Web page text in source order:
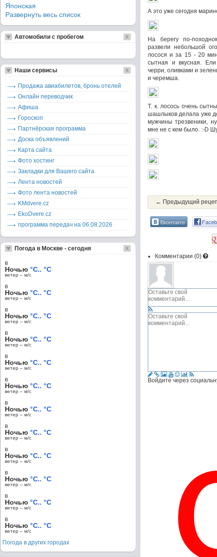
А это уже сегодня
На берегу по-
развели небольшой
лосося и за 15 - 20
сытная и вкусная.
черри, оливками и
и черемша.
Т. к. лосось очень
шашлыков делала уже
мужчины трезвеники,
мне не с кем было. :-D
← Предыдущий
Вконтакте
Комментарии (0)
Войдите через
Японская
Развернуть весь список
Автомобили с пробегом
Наши сервисы
Продажа авиабилетов, бронь отелей
Онлайн переводчик
Афиша
Гороскоп
Партнёрская программа
Доска объявлений
Карта сайта
Фото хостинг
Закладки для Вашего сайта
Лента новостей
Фото лента новостей
KMdvere.cz
EkoDvere.cz
программа передач на 06.08.2026
Погода в Москве - сегодня
в
Ночью °C.. °C
ветер – м/c
в
Ночью °C.. °C
ветер – м/c
в
Ночью °C.. °C
ветер – м/c
в
Ночью °C.. °C
ветер – м/c
в
Ночью °C.. °C
ветер – м/c
в
Ночью °C.. °C
ветер – м/c
в
Ночью °C.. °C
ветер – м/c
в
Ночью °C.. °C
ветер – м/c
в
Ночью °C.. °C
ветер – м/c
в
Ночью °C.. °C
ветер – м/c
в
Ночью °C.. °C
ветер – м/c
в
Ночью °C.. °C
ветер – м/c
Погода в других городах